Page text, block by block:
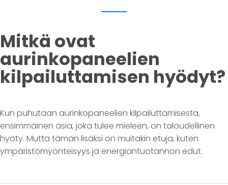
Mitkä ovat
aurinkopaneelien
kilpailuttamisen hyödyt?
Kun puhutaan aurinkopaneelien kilpailuttamisesta,
ensimmäinen asia, joka tulee mieleen, on taloudellinen
hyöty. Mutta tämän lisäksi on muitakin etuja, kuten
ympäristömyönteisyys ja energiantuotannon edut.